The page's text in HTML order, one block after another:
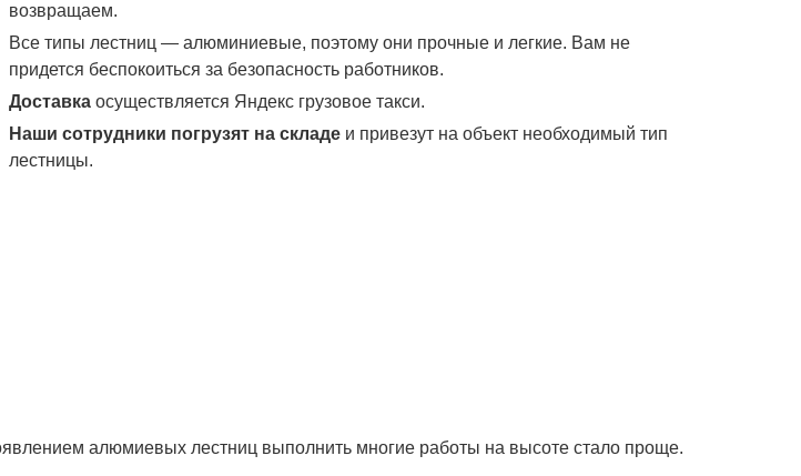
возвращаем.
Все типы лестниц — алюминиевые, поэтому они прочные и легкие. Вам не
придется беспокоиться за безопасность работников.
Доставкаосуществляется Яндекс грузовое такси.
Наши сотрудники погрузят на складеи привезут на объект необходимый тип
лестницы.
алюмиевых лестниц выполнить многие работы на высоте стало проще.